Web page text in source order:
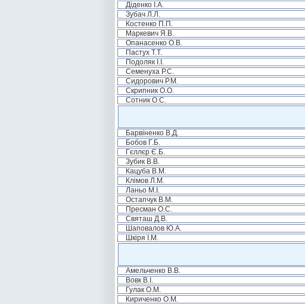
Діденко І.А.
Зубач Л.Л.
Костенко П.П.
Маркевич Я.В.
Опанасенко О.В.
Пастух Т.Т.
Подоляк І.І.
Семенуха Р.С.
Сидорович Р.М.
Скрипник О.О.
Сотник О.С.
Барвіненко В.Д.
Бобов Г.Б.
Гєллєр Є.Б.
Зубик В.В.
Кацуба В.М.
Клімов Л.М.
Ланьо М.І.
Остапчук В.М.
Пресман О.С.
Святаш Д.В.
Шаповалов Ю.А.
Шкіря І.М.
Амельченко В.В.
Вовк В.І.
Гулак О.М.
Кириченко О.М.